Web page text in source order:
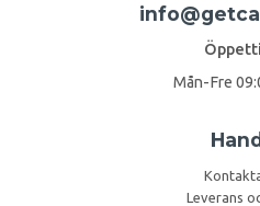
Mån-Fre
Leverans